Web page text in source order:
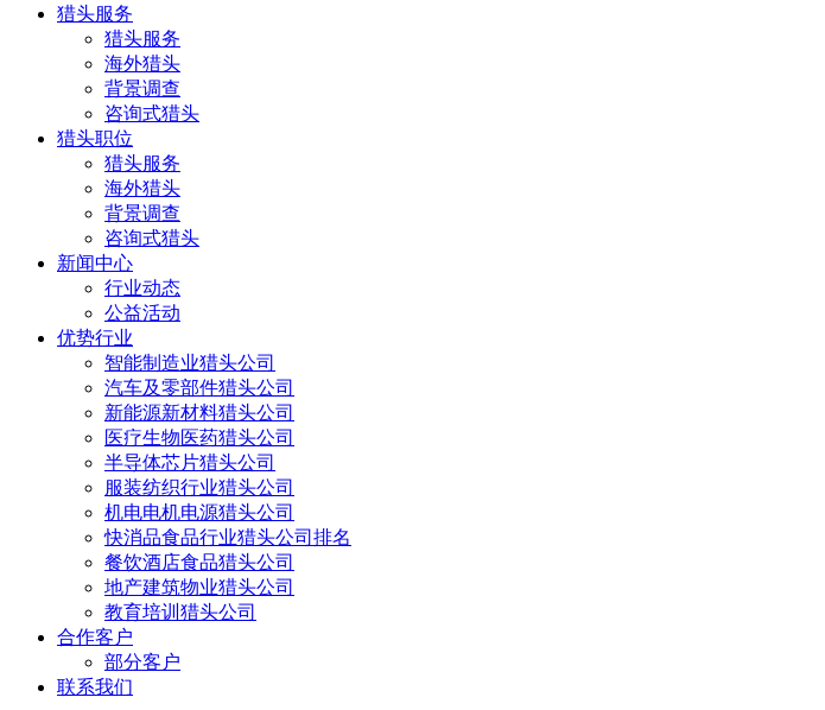
猎头服务
猎头服务
海外猎头
背景调查
咨询式猎头
猎头职位
猎头服务
海外猎头
背景调查
咨询式猎头
新闻中心
行业动态
公益活动
优势行业
智能制造业猎头公司
汽车及零部件猎头公司
新能源新材料猎头公司
医疗生物医药猎头公司
半导体芯片猎头公司
服装纺织行业猎头公司
机电电机电源猎头公司
快消品食品行业猎头公司排名
餐饮酒店食品猎头公司
地产建筑物业猎头公司
教育培训猎头公司
合作客户
部分客户
联系我们